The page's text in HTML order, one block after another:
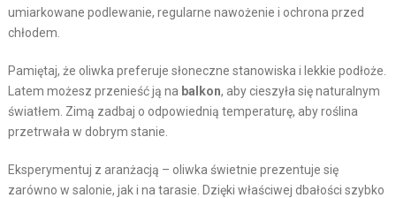
umiarkowane podlewanie, regularne nawożenie i ochrona przed
chłodem.
Pamiętaj, że oliwka preferuje słoneczne stanowiska i lekkie podłoże.
Latem możesz przenieść ją na balkon, aby cieszyła się naturalnym
światłem. Zimą zadbaj o odpowiednią temperaturę, aby roślina
przetrwała w dobrym stanie.
Eksperymentuj z aranżacją – oliwka świetnie prezentuje się
zarówno w salonie, jak i na tarasie. Dzięki właściwej dbałości szybko